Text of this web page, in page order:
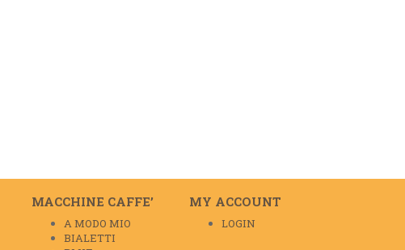
MACCHINE CAFFE’
A MODO MIO
BIALETTI
MY ACCOUNT
LOGIN